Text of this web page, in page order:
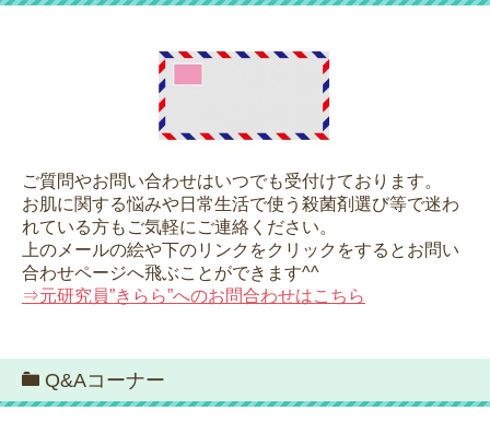
ご質問やお問い合わせはいつでも受付けております。
お肌に関する悩みや日常生活で使う殺菌剤選び等で迷わ
れている方もご気軽にご連絡ください。
上のメールの絵や下のリンクをクリックをするとお問い
合わせページへ飛ぶことができます^^
⇒元研究員”きらら”へのお問合わせはこちら
Q&Aコーナー